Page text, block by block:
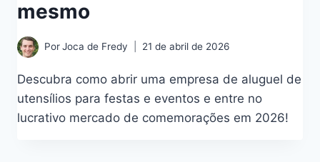
mesmo
PorJoca de Fredy 21 de abril de 2026
Descubra como abrir uma empresa de aluguel de
utensílios para festas e eventos e entre no
lucrativo mercado de comemorações em 2026!